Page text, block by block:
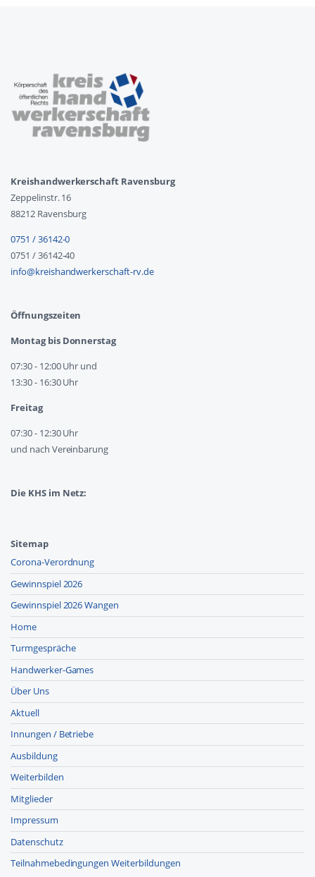
Kreishandwerkerschaft Ravensburg
Zeppelinstr. 16
88212 Ravensburg
0751 / 36142-0
0751 / 36142-40
info@kreishandwerkerschaft-rv.de
Öffnungszeiten
Montag bis Donnerstag
07:30 - 12:00 Uhr und
13:30 - 16:30 Uhr
Freitag
07:30 - 12:30 Uhr
und nach Vereinbarung
Die KHS im Netz:
Sitemap
Corona-Verordnung
Gewinnspiel 2026
Gewinnspiel 2026 Wangen
Home
Turmgespräche
Handwerker-Games
Über Uns
Aktuell
Innungen / Betriebe
Ausbildung
Weiterbilden
Mitglieder
Impressum
Datenschutz
Teilnahmebedingungen Weiterbildungen